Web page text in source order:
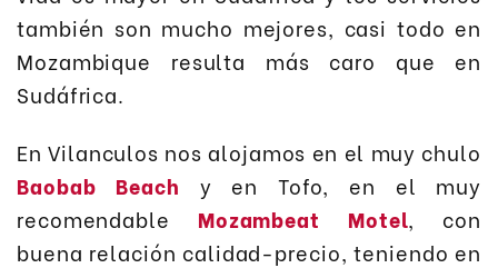
también son mucho mejores, casi todo en
Mozambique resulta más caro que en
Sudáfrica.
En Vilanculos nos alojamos en el muy chulo
Baobab Beach y en Tofo, en el muy
recomendable Mozambeat Motel, con
buena relación calidad-precio, teniendo en